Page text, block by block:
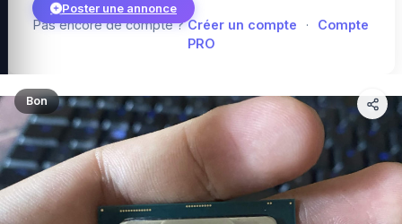
Poster une annonce
Connexion
Pas encore de compte ? Créer un compte ·
Compte
PRO
Bon